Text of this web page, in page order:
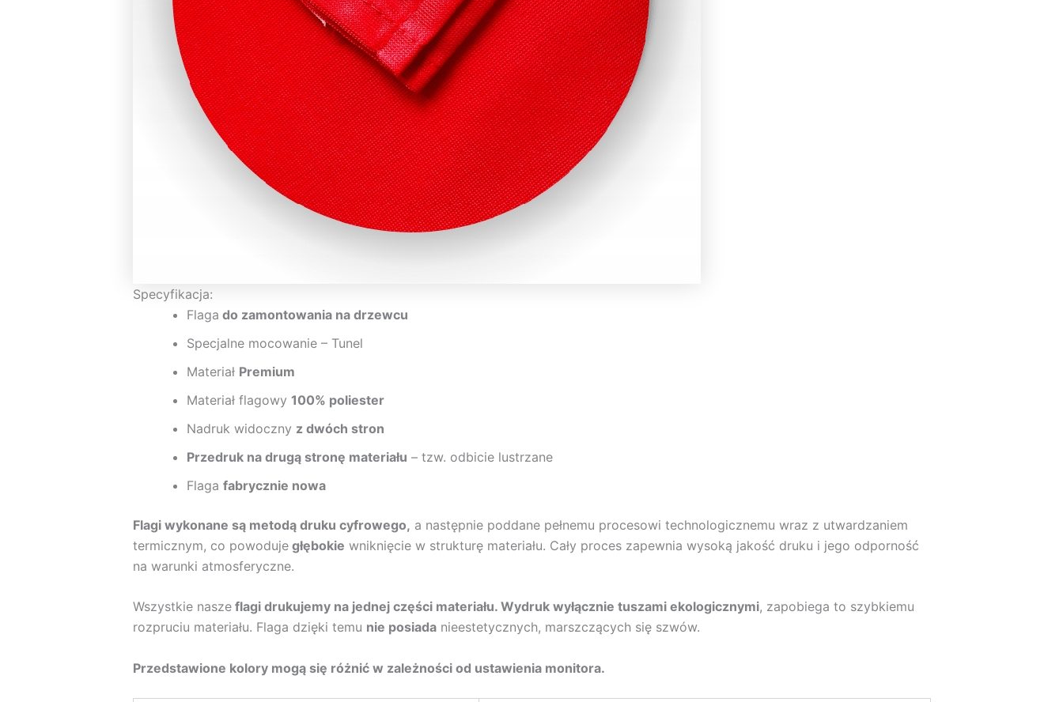
Specyfikacja:
Flaga do zamontowania na drzewcu
Specjalne mocowanie – Tunel
Materiał Premium
Materiał flagowy 100% poliester
Nadruk widoczny z dwóch stron
Przedruk na drugą stronę materiału – tzw. odbicie lustrzane
Flaga fabrycznie nowa
Flagi wykonane są metodą druku cyfrowego, a następnie poddane pełnemu procesowi technologicznemu wraz z utwardzaniem
termicznym, co powodujegłębokie wniknięcie w strukturę materiału. Cały proces zapewnia wysoką jakość druku i jego odporność
na warunki atmosferyczne.
Wszystkie naszeflagi drukujemy na jednej części materiału. Wydrukwyłącznie tuszami ekologicznymi, zapobiega to szybkiemu
rozpruciu materiału. Flaga dzięki temu nie posiadanieestetycznych, marszczących się szwów.
Przedstawione kolory mogą się różnić w zależności od ustawienia monitora.